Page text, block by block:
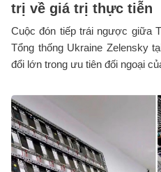
trị về giá trị thực tiễn
Cuộc đón tiếp trái ngược giữa
Tổng thống Ukraine Zelensky
đổi lớn trong ưu tiên đối ngoại